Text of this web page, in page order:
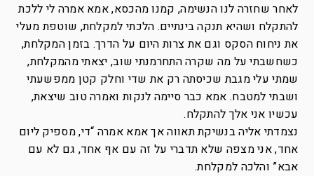
לאחר שחזרה לנו הנשימה, קמנו מהכסא, אמא אמרה לי ללכת
להתקלח ושהיא תנקה בינתיים. הלכתי למקלחת, שוטפת מעלי
את ניחוח הסקס וגם את צרות היום על הדרך. בזמן המקלחת,
כשחשבתי על מה שקרה התחרמנתי שוב, יצאתי מהמקלחת,
שמתי עלי מגבת שכיסתה רק את שדי וחלק קטן ממפשעתי
ושבתי למטבח. אמא כבר סיימה לנקות ואמרה טוב שיצאת,
עכשיו אני אלך להתקלח.
נצמדתי אליה בנשיקת תאווה אך אמא אמרה “די, מספיק ליום
אחד, אני מצפה שלא תדברי על זה עם אף אחד, גם לא עם
אבא” והלכה למקלחת.